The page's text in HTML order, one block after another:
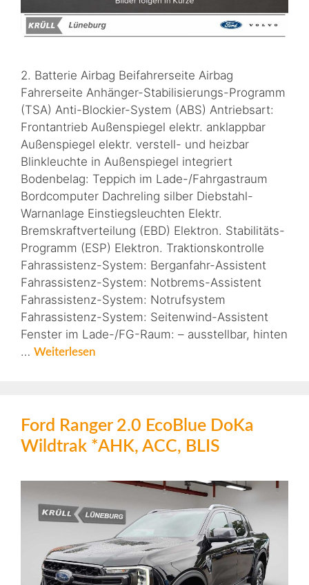
2. Batterie Airbag Beifahrerseite Airbag
Fahrerseite Anhänger-Stabilisierungs-Programm
(TSA) Anti-Blockier-System (ABS) Antriebsart:
Frontantrieb Außenspiegel elektr. anklappbar
Außenspiegel elektr. verstell- und heizbar
Blinkleuchte in Außenspiegel integriert
Bodenbelag: Teppich im Lade-/Fahrgastraum
Bordcomputer Dachreling silber Diebstahl-
Warnanlage Einstiegsleuchten Elektr.
Bremskraftverteilung (EBD) Elektron. Stabilitäts-
Programm (ESP) Elektron. Traktionskontrolle
Fahrassistenz-System: Berganfahr-Assistent
Fahrassistenz-System: Notbrems-Assistent
Fahrassistenz-System: Notrufsystem
Fahrassistenz-System: Seitenwind-Assistent
Fenster im Lade-/FG-Raum: – ausstellbar, hinten
… Weiterlesen
Ford Ranger 2.0 EcoBlue DoKa
Wildtrak *AHK, ACC, BLIS